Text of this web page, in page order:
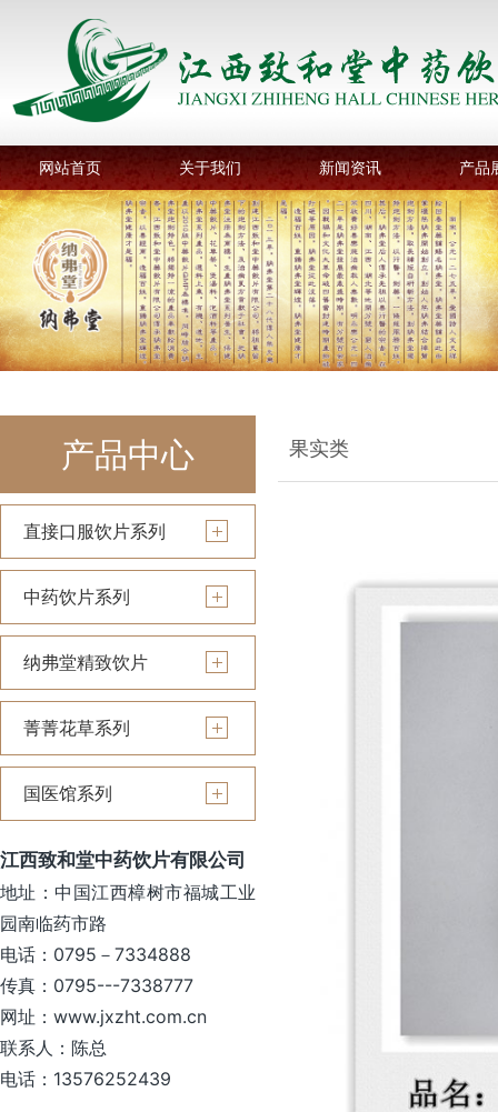
网站首页 关于我们 新闻资讯 产品
产品中心
直接口服饮片系列
中药饮片系列
纳弗堂精致饮片
菁菁花草系列
国医馆系列
江西致和堂中药饮片有限公司
地址：中国江西樟树市福城工业
园南临药市路
电话：0795－7334888
传真：0795---7338777
网址：www.jxzht.com.cn
联系人：陈总
电话：13576252439
果实类